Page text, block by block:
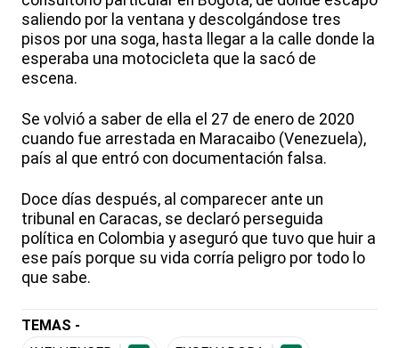
saliendo por la ventana y descolgándose tres
pisos por una soga, hasta llegar a la calle donde la
esperaba una motocicleta que la sacó de
escena.
Se volvió a saber de ella el 27 de enero de 2020
cuando fue arrestada en Maracaibo (Venezuela),
país al que entró con documentación falsa.
Doce días después, al comparecer ante un
tribunal en Caracas, se declaró perseguida
política en Colombia y aseguró que tuvo que huir a
ese país porque su vida corría peligro por todo lo
que sabe.
TEMAS -